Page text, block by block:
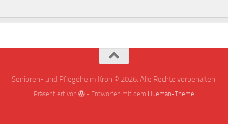
Senioren- und Pflegeheim Kroh © 2026. Alle Rechte vorbehalten.
Präsentiert von - Entworfen mit dem Hueman-Theme